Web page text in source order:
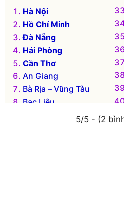
Hà Nội
Hồ Chí Minh
Đà Nẵng
Hải Phòng
Cần Thơ
An Giang
Bà Rịa – Vũng Tàu
Bạc Liêu
5/5 - (2